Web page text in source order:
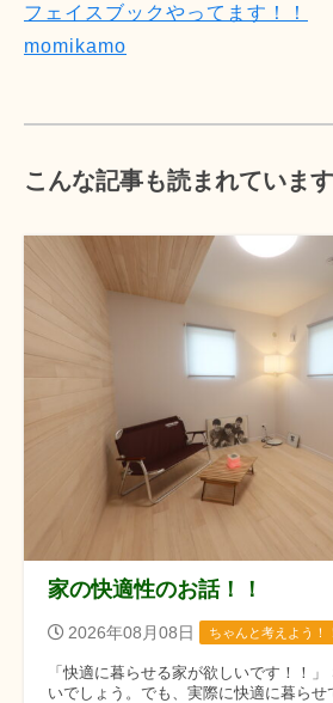
フェイスブックやってます！！
momikamo
こんな記事も読まれています
家の快適性のお話！！
2026年08月08日 ちゃんと考えよう！！
「快適に暮らせる家が欲しいです！！
いでしょう。でも、実際に快適に暮ら